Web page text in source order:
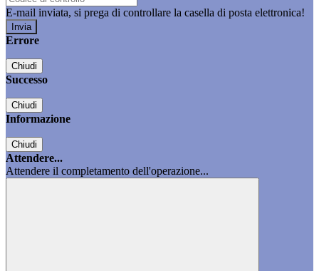
E-mail inviata, si prega di controllare la casella di posta elettronica!
Errore
Chiudi
Successo
Chiudi
Informazione
Chiudi
Attendere...
Attendere il completamento dell'operazione...